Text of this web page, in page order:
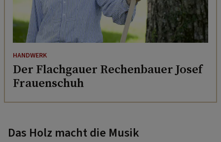
HANDWERK
Der Flachgauer Rechenbauer Josef
Frauenschuh
Das Holz macht die Musik